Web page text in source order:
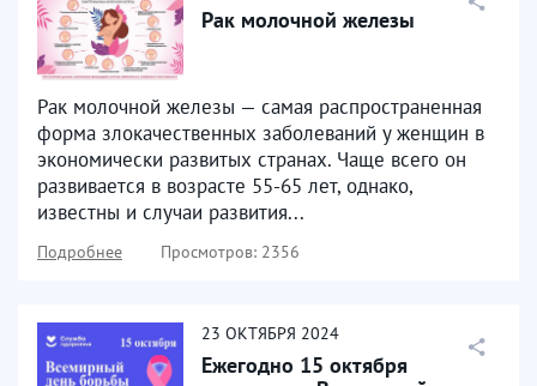
Рак молочной железы
Рак молочной железы — самая распространенная
форма злокачественных заболеваний у женщин в
экономически развитых странах. Чаще всего он
развивается в возрасте 55-65 лет, однако,
известны и случаи развития...
Подробнее Просмотров: 2356
23 ОКТЯБРЯ 2024
Ежегодно 15 октября